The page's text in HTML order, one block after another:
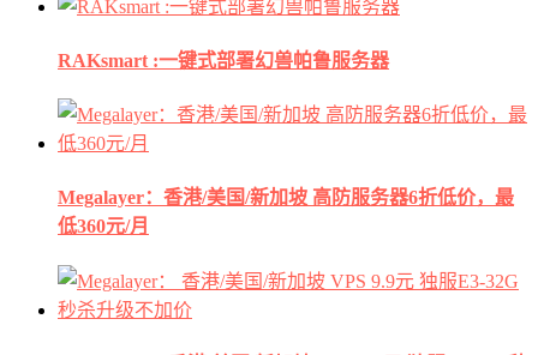
RAKsmart :一键式部署幻兽帕鲁服务器
Megalayer：香港/美国/新加坡 高防服务器6折低价，最
低360元/月